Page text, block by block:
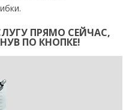
ПРЯМО СЕЙЧАС,
ПО КНОПКЕ!